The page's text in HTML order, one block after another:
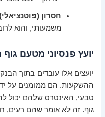
חסרון
משמעותי, והוא
יועץ פנסיוני מטעם
יועצים אלו עובדים בתוך
ההשקעות. הם ממומנים על
טבעי, האינטרס שלהם יכול
גוף. זה לא אומר שהם רעים,